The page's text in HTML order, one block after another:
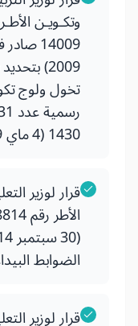
وتكـويـن
2009)
تخول ولوج
1430 (4 ماي 2009)
قرار لوزير
الضوابط
قرار لوزير